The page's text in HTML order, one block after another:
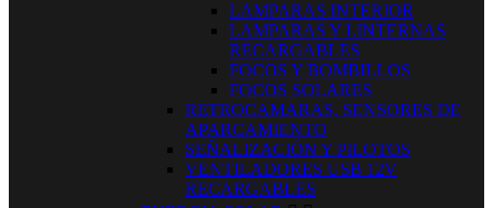
LAMPARAS INTERIOR
LAMPARAS Y LINTERNAS
RECARGABLES
FOCOS Y BOMBILLOS
FOCOS SOLARES
RETROCAMARAS, SENSORES DE
APARCAMIENTO
SEÑALIZACIÓN Y PILOTOS
VENTILADORES USB 12V
RECARGABLES